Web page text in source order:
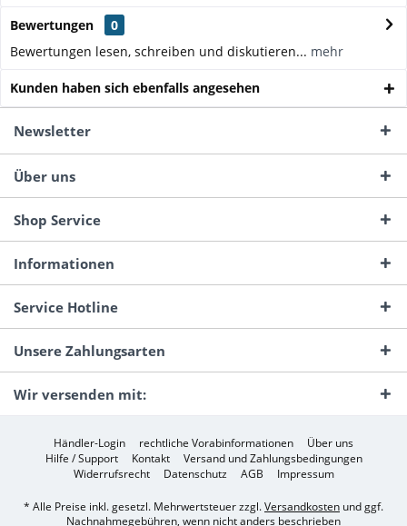
Bewertungen
0
Bewertungen lesen, schreiben und diskutieren... mehr
Kunden haben sich ebenfalls angesehen
Newsletter
Über uns
Shop Service
Informationen
Service Hotline
Unsere Zahlungsarten
Wir versenden mit:
Händler-Login rechtliche Vorabinformationen
Über uns
Hilfe / Support
Kontakt
Versand und Zahlungsbedingungen
Widerrufsrecht
Datenschutz AGB Impressum
* Alle Preise inkl. gesetzl. Mehrwertsteuer zzgl.Versandkosten und ggf.
Nachnahmegebühren, wenn nicht anders beschrieben